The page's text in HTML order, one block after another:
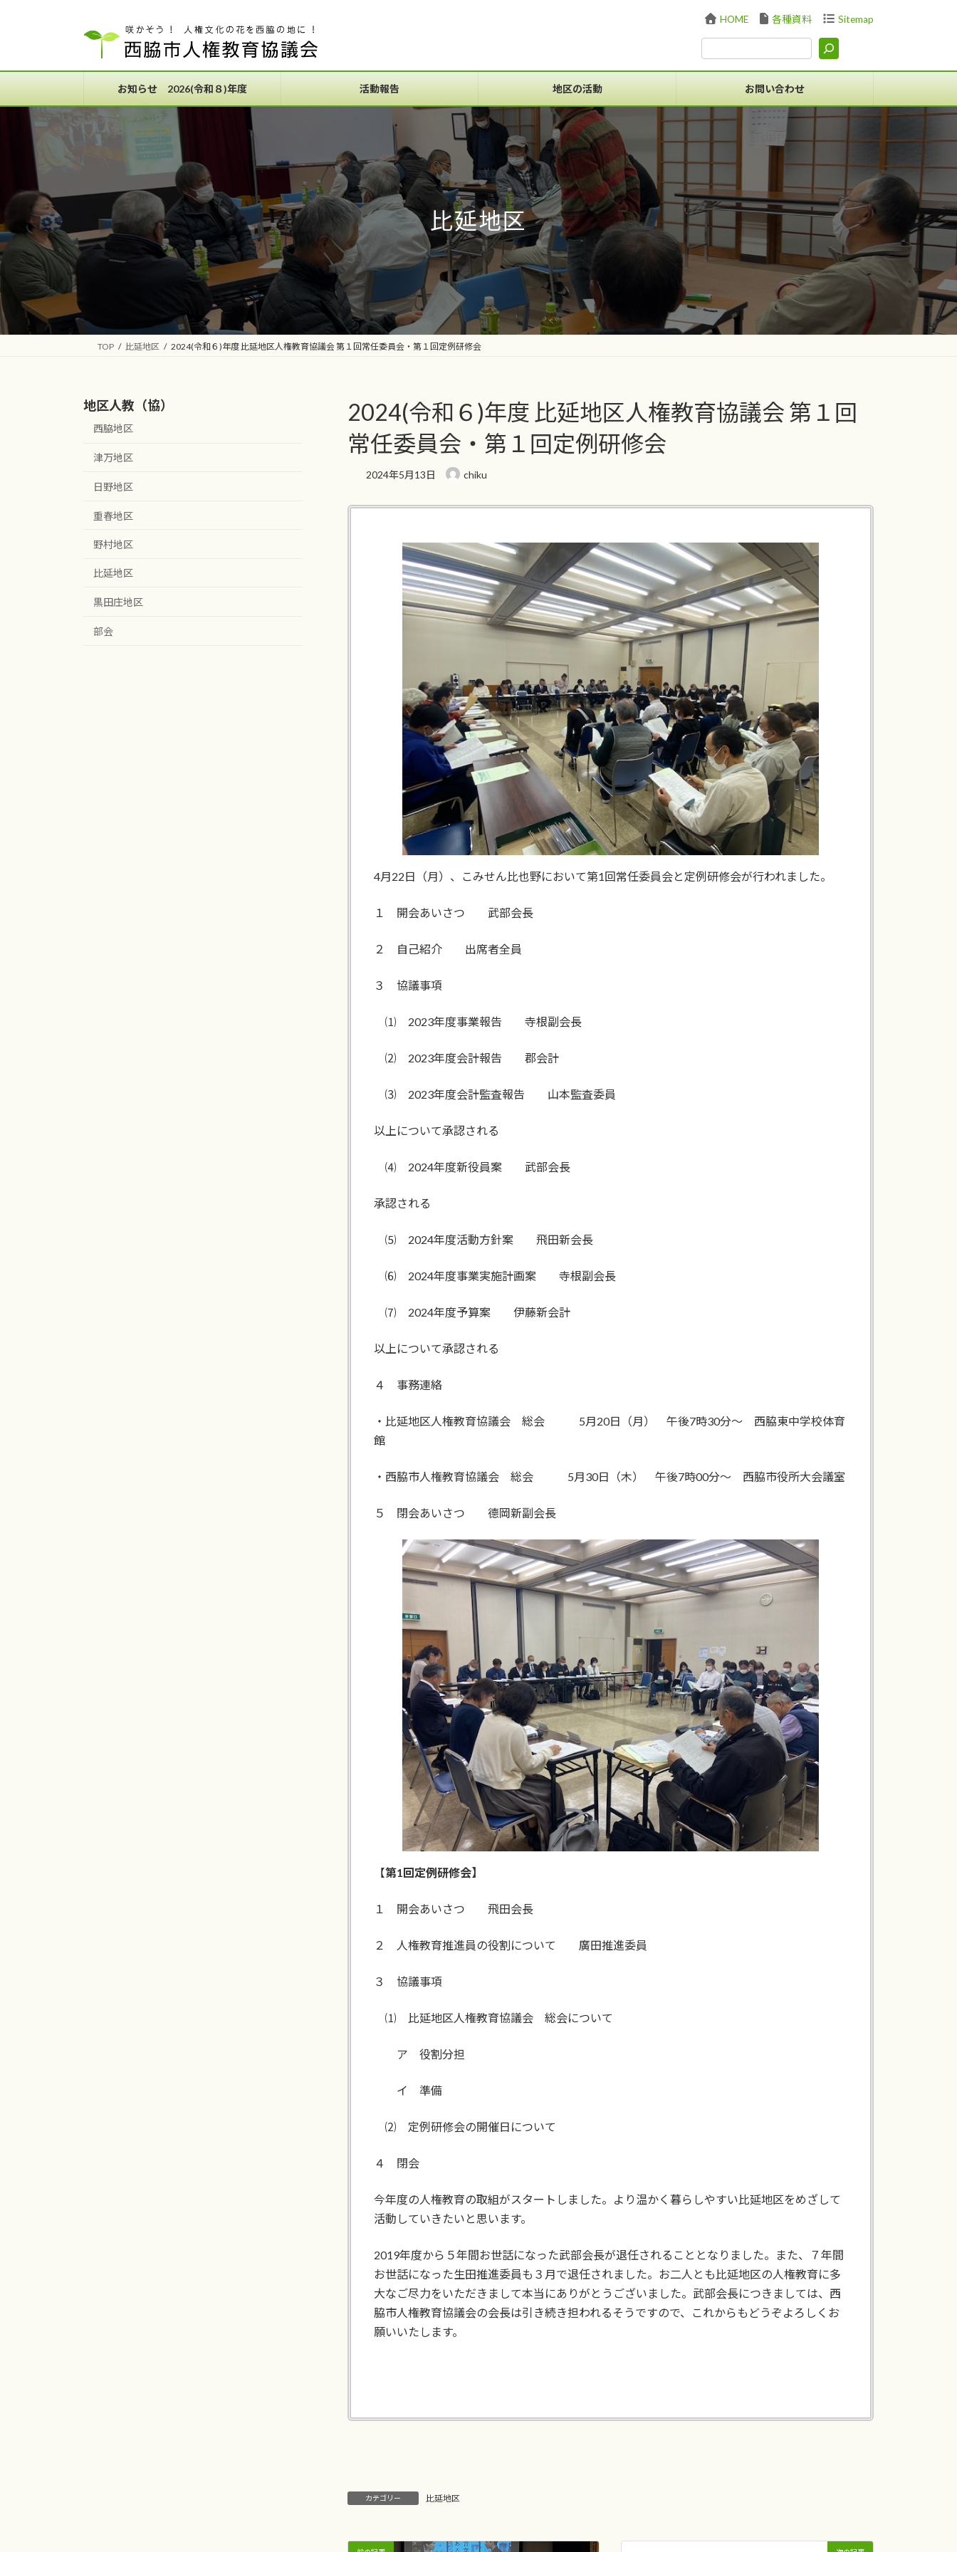
ツ
ス
シ
ン
HOME 各種資料 Sitemap
お知らせ 2026(令和８)年度 活動報告 地区の活動 お問い合わせ
比延地区
TOP 比延地区 2024(令和６)年度 比延地区人権教育協議会 第１回常任委員会・第１回定例研修会
2024(令和６)年度 比延地区人権教育協議会 第１回
常任委員会・第１回定例研修会
2024年5月13日 chiku
4月22日（月）、こみせん比也野において第1回常任委員会と定例研修会が行われました。
１ 開会あいさつ 武部会長
２ 自己紹介 出席者全員
３ 協議事項
⑴ 2023年度事業報告 寺根副会長
⑵ 2023年度会計報告 郡会計
⑶ 2023年度会計監査報告 山本監査委員
以上について承認される
⑷ 2024年度新役員案 武部会長
承認される
⑸ 2024年度活動方針案 飛田新会長
⑹ 2024年度事業実施計画案 寺根副会長
⑺ 2024年度予算案 伊藤新会計
以上について承認される
４ 事務連絡
・比延地区人権教育協議会 総会 5月20日（月） 午後7時30分～ 西脇東中学校体育
館
・西脇市人権教育協議会 総会 5月30日（木） 午後7時00分～ 西脇市役所大会議室
５ 閉会あいさつ 德岡新副会長
【第1回定例研修会】
１ 開会あいさつ 飛田会長
２ 人権教育推進員の役割について 廣田推進委員
３ 協議事項
⑴ 比延地区人権教育協議会 総会について
ア 役割分担
イ 準備
⑵ 定例研修会の開催日について
４ 閉会
今年度の人権教育の取組がスタートしました。より温かく暮らしやすい比延地区をめざして
活動していきたいと思います。
2019年度から５年間お世話になった武部会長が退任されることとなりました。また、７年間
お世話になった生田推進委員も３月で退任されました。お二人とも比延地区の人権教育に多
大なご尽力をいただきまして本当にありがとうございました。武部会長につきましては、西
脇市人権教育協議会の会長は引き続き担われるそうですので、これからもどうぞよろしくお
願いいたします。
カテゴリー 比延地区
地区人教（協）
西脇地区
津万地区
日野地区
重春地区
野村地区
比延地区
黒田庄地区
部会